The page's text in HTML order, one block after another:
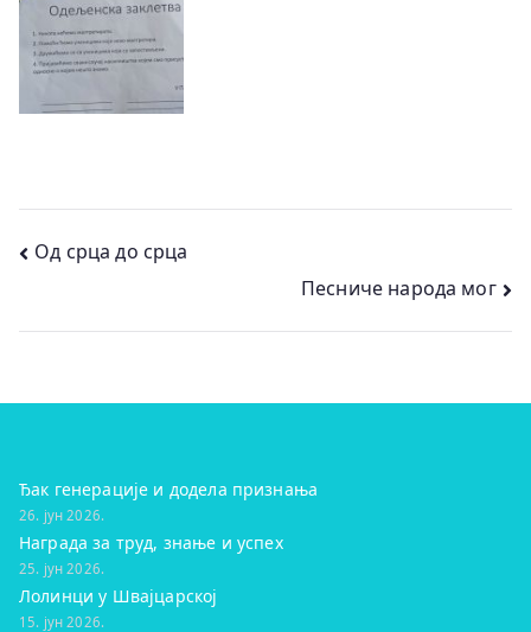
Кретање
Од срца до срца
Песниче народа мог
Ђак генерације и додела признања
26. јун 2026.
Награда за труд, знање и успех
25. јун 2026.
Лолинци у Швајцарској
15. јун 2026.